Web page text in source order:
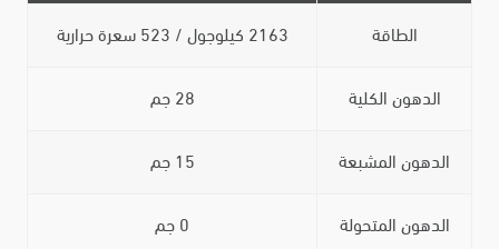
الطاقة 2163 كيلوجول / 523 سعرة حرارية
الدهون الكلية 28 جم
الدهون المشبعة 15 جم
الدهون المتحولة 0 جم